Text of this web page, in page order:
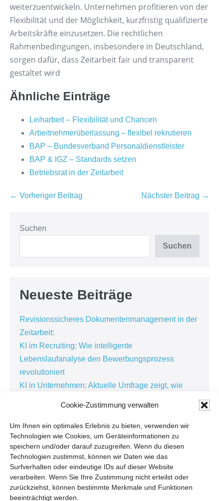
Cookie-Zustimmung verwalten
Um Ihnen ein optimales Erlebnis zu bieten, verwenden wir
Technologien wie Cookies, um Geräteinformationen zu
speichern und/oder darauf zuzugreifen. Wenn du diesen
Technologien zustimmst, können wir Daten wie das
Surfverhalten oder eindeutige IDs auf dieser Website
verarbeiten. Wenn Sie Ihre Zustimmung nicht erteilst oder
zurückziehst, können bestimmte Merkmale und Funktionen
beeinträchtigt werden.
weiterzuentwickeln. Unternehmen profitieren von der
Flexibilität und der Möglichkeit, kurzfristig qualifizierte
Arbeitskräfte einzusetzen. Die rechtlichen
Rahmenbedingungen, insbesondere in Deutschland,
sorgen dafür, dass Zeitarbeit fair und transparent
gestaltet wird
Ähnliche Einträge
Leiharbeit – Flexibilität und Chancen
Arbeitnehmerüberlassung – flexibel rekrutieren
BAP – Bundesverband Personaldienstleister
BAP & IGZ – Standards setzen
Betriebsrat in der Zeitarbeit
Beitragsnavigation
← Vorheriger Beitrag Nächster Beitrag →
Suchen
Suchen
Neueste Beiträge
Revisionssicheres Dokumentenmanagement in der
Zeitarbeit:
KI im Recruiting: Wie intelligente
Lebenslaufanalyse den Bewerbungsprozess
revolutioniert
KI in Unternehmen: Aktuelle Umfrage zeigt, wie
Kundenorientierte Softwareentwicklung in der
Personaldienstleistung: Warum die besten
Lösungen im Alltag entstehen
Kundenbindung in der Personaldienstleistung:
Warum Zuhören der Schlüssel zur erfolgreichen
Digitalisierung ist